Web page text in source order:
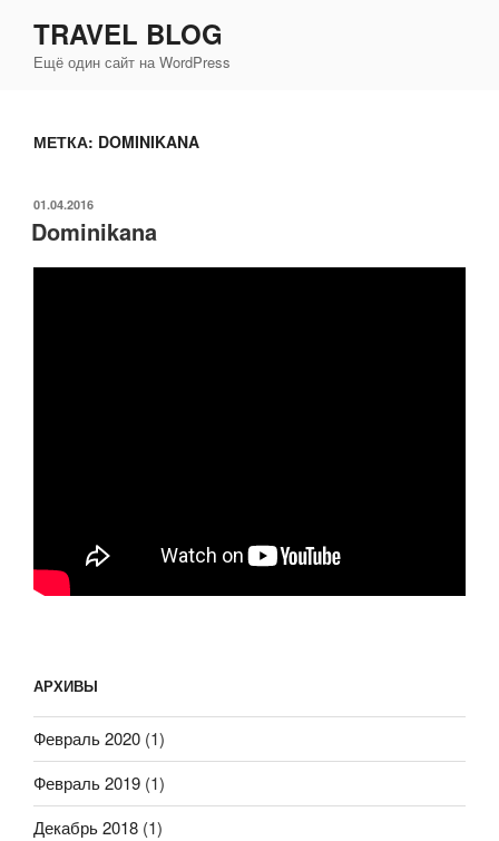
содержимому
TRAVEL BLOG
Ещё один сайт на WordPress
МЕТКА: DOMINIKANA
ОПУБЛИКОВАНО
01.04.2016
Dominikana
АРХИВЫ
Февраль 2020 (1)
Февраль 2019 (1)
Декабрь 2018 (1)